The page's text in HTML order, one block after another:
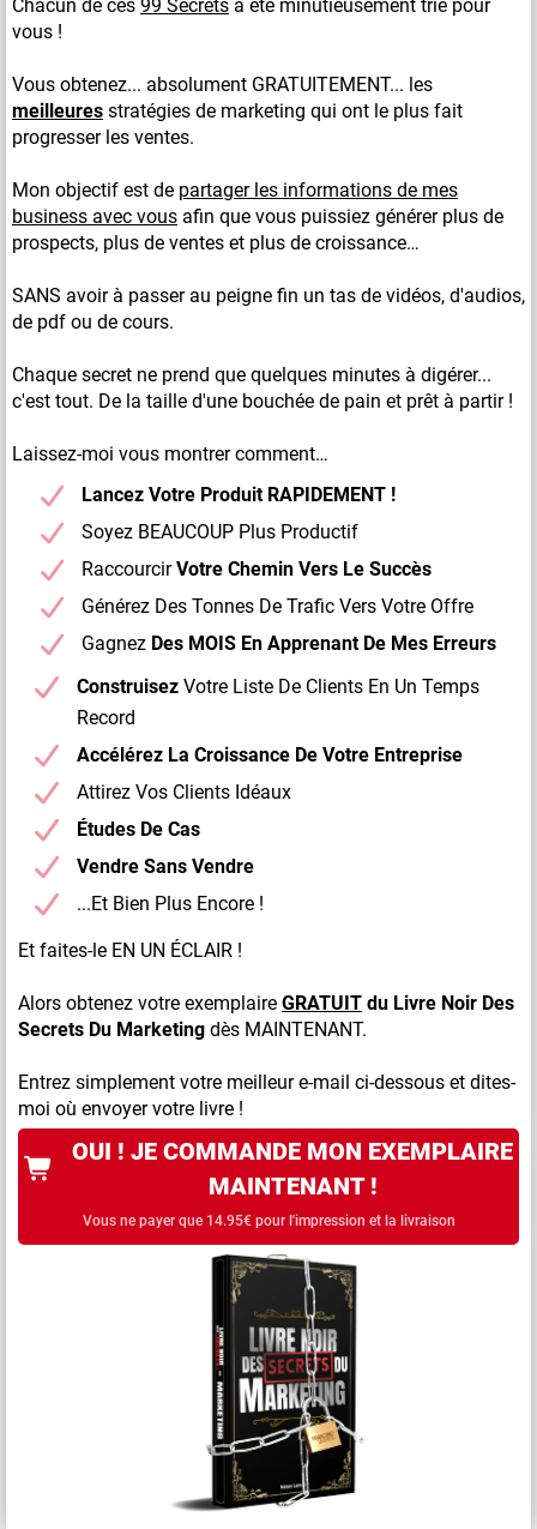
Chacun de ces 99 Secrets a été minutieusement trié pour
vous !
Vous obtenez... absolument GRATUITEMENT... les
meilleures stratégies de marketing qui ont le plus fait
progresser les ventes.
Mon objectif est de partager les informations de mes
business avec vous afin que vous puissiez générer plus de
prospects, plus de ventes et plus de croissance…
SANS avoir à passer au peigne fin un tas de vidéos, d'audios,
de pdf ou de cours.
Chaque secret ne prend que quelques minutes à digérer...
c'est tout. De la taille d'une bouchée de pain et prêt à partir !
Laissez-moi vous montrer comment…
Lancez Votre Produit RAPIDEMENT !
Soyez BEAUCOUP Plus Productif
RaccourcirVotre Chemin Vers Le Succès
Générez Des Tonnes De Trafic Vers Votre Offre
GagnezDes MOIS En Apprenant De Mes Erreurs
ConstruisezVotre Liste De Clients En Un Temps
Record
Accélérez La Croissance De Votre Entreprise
Attirez Vos Clients Idéaux
Études De Cas
Vendre Sans Vendre
​...Et Bien Plus Encore !
Et faites-le EN UN ÉCLAIR !
Alors obtenez votre exemplaire GRATUIT du Livre Noir Des
Secrets Du Marketing dès MAINTENANT.
Entrez simplement votre meilleur e-mail ci-dessous et dites-
moi où envoyer votre livre !
OUI ! JE COMMANDE MON EXEMPLAIRE
MAINTENANT !
Vous ne payer que 14.95€ pour l'impression et la livraison